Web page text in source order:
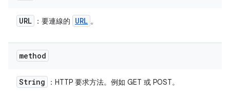
URL ：要連線的 URL 。
method
String ：HTTP 要求方法。例如 GET 或 POST。